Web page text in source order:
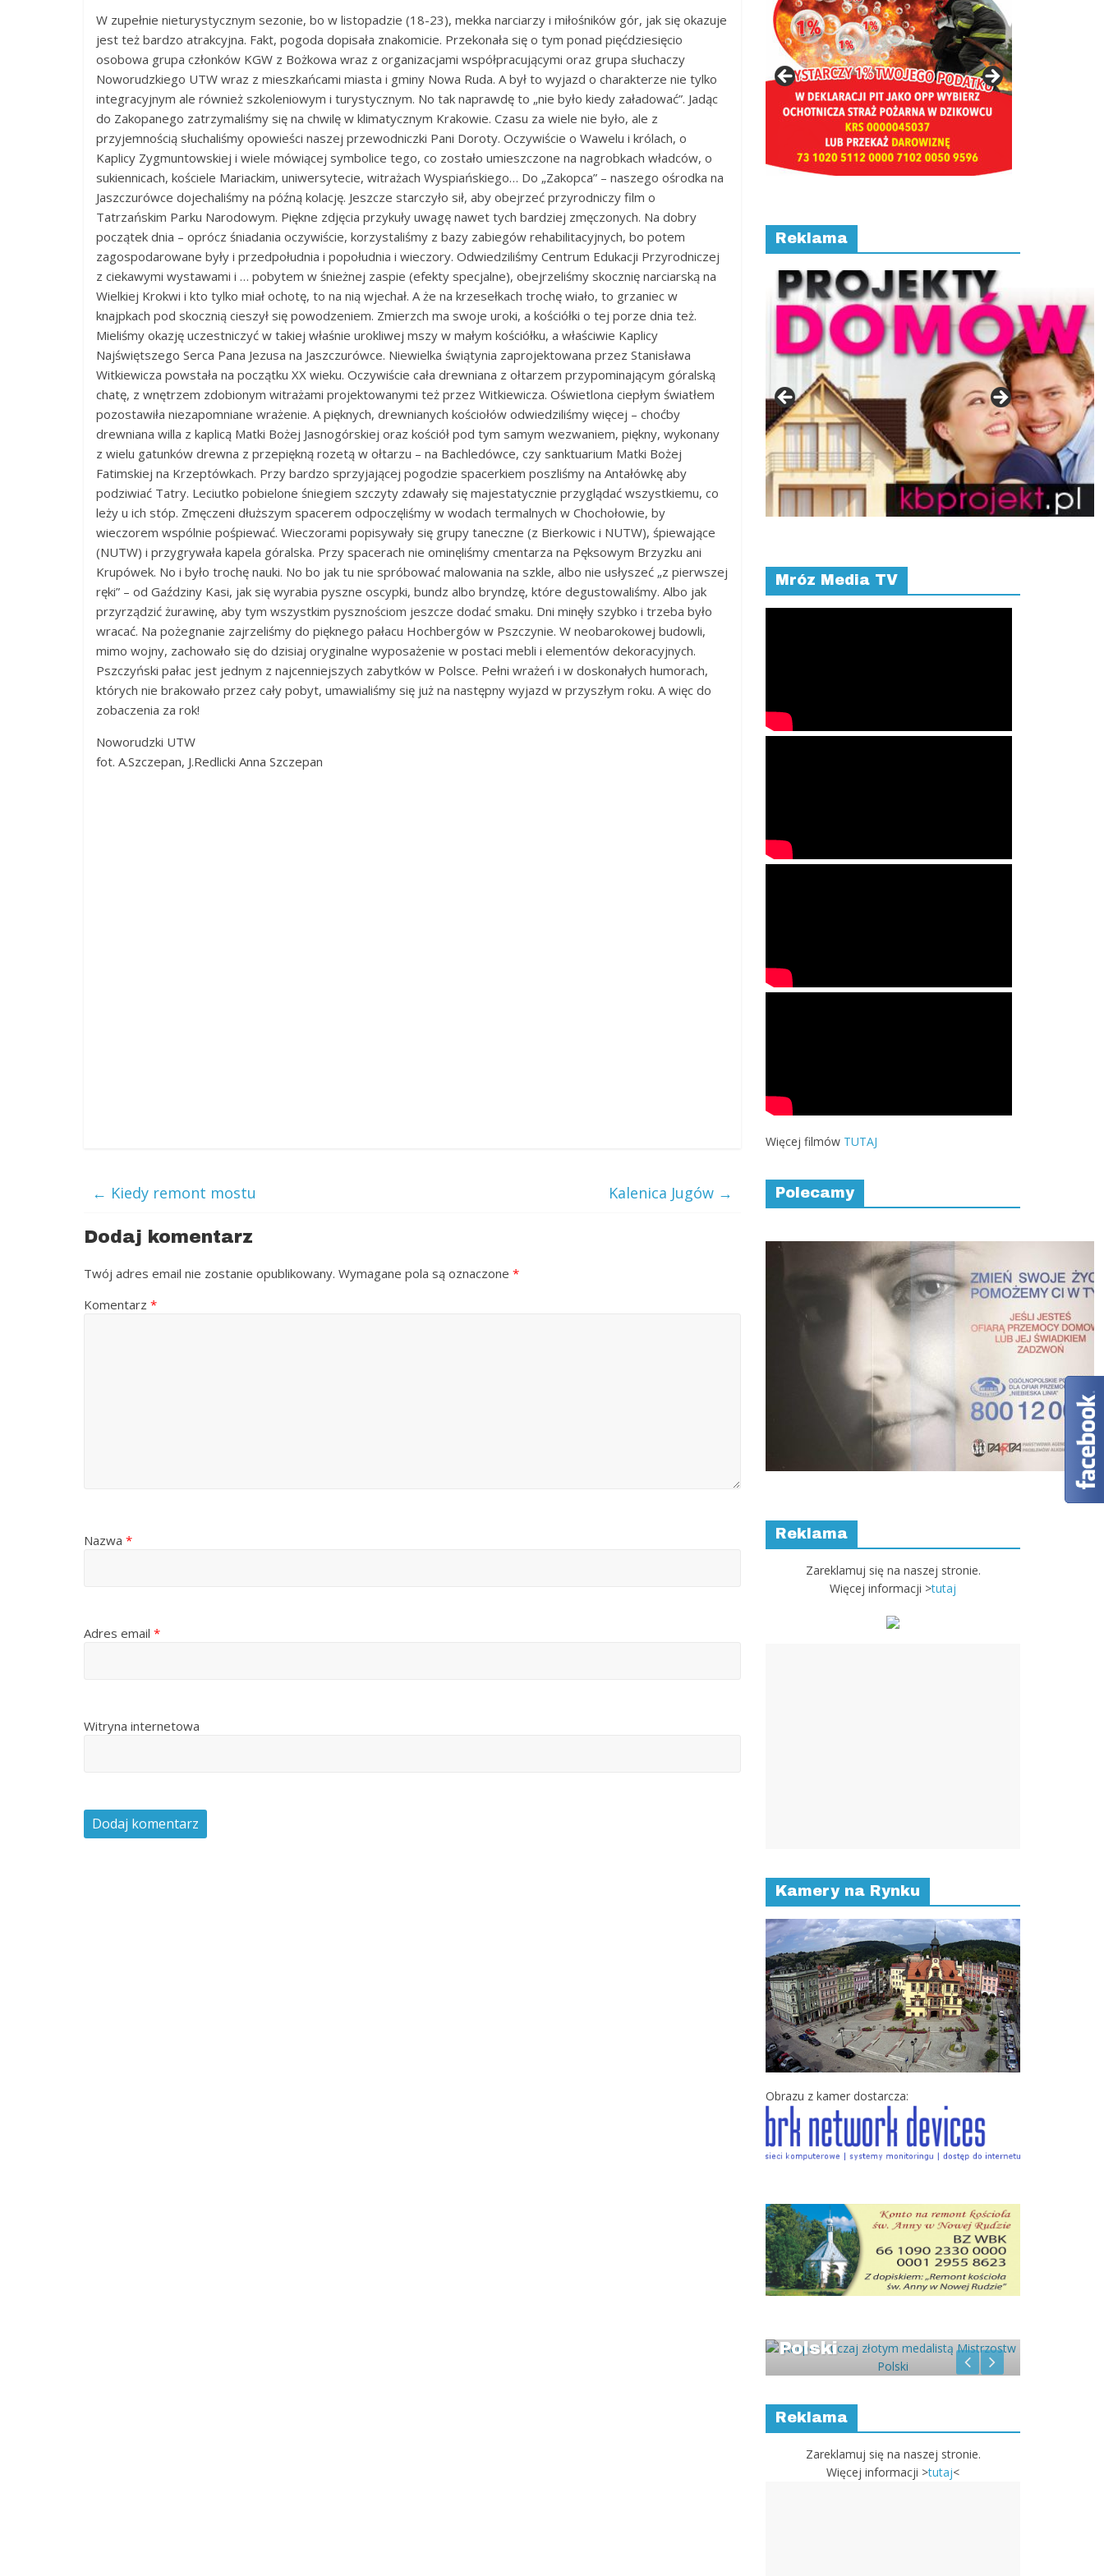
Jugów,
ziemia
kłodzka,
powiat
kłodzki,
Góry
Sowie,
Dolny
Śląsk,
informacje,
wiadomości,
wydarzenia
kulturalne,
sport,
reklama
W zupełnie nieturystycznym sezonie, bo w listopadzie (18-23), mekka narciarzy i miłośników gór, jak się okazuje
jest też bardzo atrakcyjna. Fakt, pogoda dopisała znakomicie. Przekonała się o tym ponad pięćdziesięcio
osobowa grupa członków KGW z Bożkowa wraz z organizacjami współpracującymi oraz grupa słuchaczy
Noworudzkiego UTW wraz z mieszkańcami miasta i gminy Nowa Ruda. A był to wyjazd o charakterze nie tylko
integracyjnym ale również szkoleniowym i turystycznym. No tak naprawdę to „nie było kiedy załadować”. Jadąc
do Zakopanego zatrzymaliśmy się na chwilę w klimatycznym Krakowie. Czasu za wiele nie było, ale z
przyjemnością słuchaliśmy opowieści naszej przewodniczki Pani Doroty. Oczywiście o Wawelu i królach, o
Kaplicy Zygmuntowskiej i wiele mówiącej symbolice tego, co zostało umieszczone na nagrobkach władców, o
sukiennicach, kościele Mariackim, uniwersytecie, witrażach Wyspiańskiego… Do „Zakopca” – naszego ośrodka na
Jaszczurówce dojechaliśmy na późną kolację. Jeszcze starczyło sił, aby obejrzeć przyrodniczy film o
Tatrzańskim Parku Narodowym. Piękne zdjęcia przykuły uwagę nawet tych bardziej zmęczonych. Na dobry
początek dnia – oprócz śniadania oczywiście, korzystaliśmy z bazy zabiegów rehabilitacyjnych, bo potem
zagospodarowane były i przedpołudnia i popołudnia i wieczory. Odwiedziliśmy Centrum Edukacji Przyrodniczej
z ciekawymi wystawami i … pobytem w śnieżnej zaspie (efekty specjalne), obejrzeliśmy skocznię narciarską na
Wielkiej Krokwi i kto tylko miał ochotę, to na nią wjechał. A że na krzesełkach trochę wiało, to grzaniec w
knajpkach pod skocznią cieszył się powodzeniem. Zmierzch ma swoje uroki, a kościółki o tej porze dnia też.
Mieliśmy okazję uczestniczyć w takiej właśnie urokliwej mszy w małym kościółku, a właściwie Kaplicy
Najświętszego Serca Pana Jezusa na Jaszczurówce. Niewielka świątynia zaprojektowana przez Stanisława
Witkiewicza powstała na początku XX wieku. Oczywiście cała drewniana z ołtarzem przypominającym góralską
chatę, z wnętrzem zdobionym witrażami projektowanymi też przez Witkiewicza. Oświetlona ciepłym światłem
pozostawiła niezapomniane wrażenie. A pięknych, drewnianych kościołów odwiedziliśmy więcej – choćby
drewniana willa z kaplicą Matki Bożej Jasnogórskiej oraz kościół pod tym samym wezwaniem, piękny, wykonany
z wielu gatunków drewna z przepiękną rozetą w ołtarzu – na Bachledówce, czy sanktuarium Matki Bożej
Fatimskiej na Krzeptówkach. Przy bardzo sprzyjającej pogodzie spacerkiem poszliśmy na Antałówkę aby
podziwiać Tatry. Leciutko pobielone śniegiem szczyty zdawały się majestatycznie przyglądać wszystkiemu, co
leży u ich stóp. Zmęczeni dłuższym spacerem odpoczęliśmy w wodach termalnych w Chochołowie, by
wieczorem wspólnie pośpiewać. Wieczorami popisywały się grupy taneczne (z Bierkowic i NUTW), śpiewające
(NUTW) i przygrywała kapela góralska. Przy spacerach nie ominęliśmy cmentarza na Pęksowym Brzyzku ani
Krupówek. No i było trochę nauki. No bo jak tu nie spróbować malowania na szkle, albo nie usłyszeć „z pierwszej
ręki” – od Gaździny Kasi, jak się wyrabia pyszne oscypki, bundz albo bryndzę, które degustowaliśmy. Albo jak
przyrządzić żurawinę, aby tym wszystkim pysznościom jeszcze dodać smaku. Dni minęły szybko i trzeba było
wracać. Na pożegnanie zajrzeliśmy do pięknego pałacu Hochbergów w Pszczynie. W neobarokowej budowli,
mimo wojny, zachowało się do dzisiaj oryginalne wyposażenie w postaci mebli i elementów dekoracyjnych.
Pszczyński pałac jest jednym z najcenniejszych zabytków w Polsce. Pełni wrażeń i w doskonałych humorach,
których nie brakowało przez cały pobyt, umawialiśmy się już na następny wyjazd w przyszłym roku. A więc do
zobaczenia za rok!
Noworudzki UTW
fot. A.Szczepan, J.Redlicki Anna Szczepan
← Kiedy remont mostu Kalenica Jugów →
Dodaj komentarz
Twój adres email nie zostanie opublikowany. Wymagane pola są oznaczone *
Komentarz *
Nazwa *
Adres email *
Witryna internetowa
Reklama
Mróz Media TV
Więcej filmów TUTAJ
Polecamy
Reklama
Zareklamuj się na naszej stronie.
Więcej informacji >tutaj
Kamery na Rynku
Obrazu z kamer dostarcza:
Polski
Reklama
Zareklamuj się na naszej stronie.
Więcej informacji >tutaj<